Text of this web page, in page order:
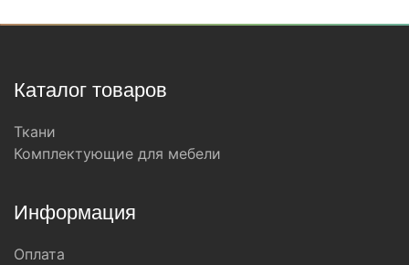
Каталог товаров
Ткани
Комплектующие для мебели
Информация
Оплата